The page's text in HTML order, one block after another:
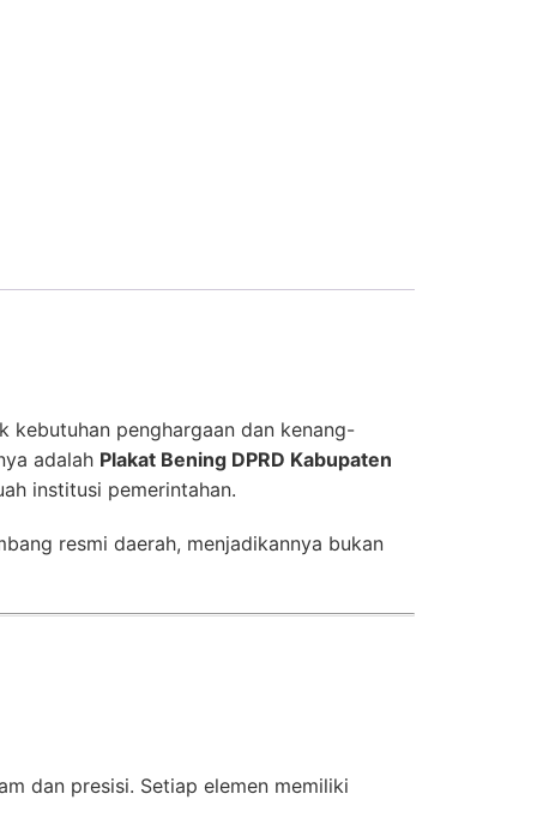
kebutuhan penghargaan dan kenang-
adalah Plakat Bening DPRD Kabupaten
institusi pemerintahan.
resmi daerah, menjadikannya bukan
dan presisi. Setiap elemen memiliki